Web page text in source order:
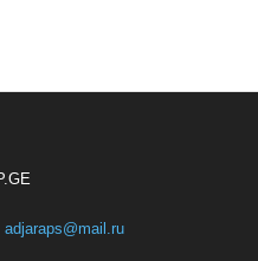
adjaraps@mail.ru